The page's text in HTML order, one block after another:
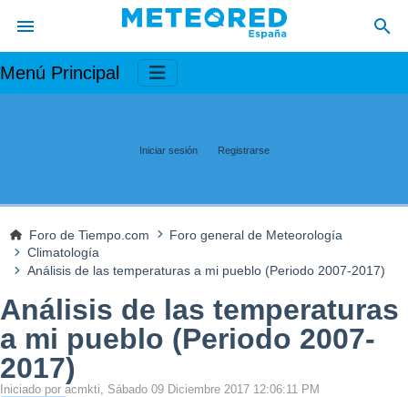
Menú Principal
Iniciar sesión Registrarse
Foro de Tiempo.com
Foro general de Meteorología
Climatología
Análisis de las temperaturas a mi pueblo (Periodo 2007-2017)
Análisis de las temperaturas
a mi pueblo (Periodo 2007-
2017)
Iniciado por acmkti, Sábado 09 Diciembre 2017 12:06:11 PM